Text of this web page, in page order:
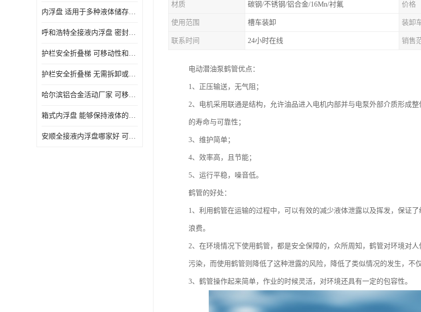
内浮盘 适用于多种液体储存和运输 能够降低运输成本和维护成本
呼和浩特全接液内浮盘 密封性能好 有效保护液体质量
护栏安全折叠梯 可移动性和安全性较高 占用空间小
护栏安全折叠梯 无需拆卸或重新安装 占用空间小
哈尔滨铝合金活动厂家 可移动性和安全性较高 占用空间小
箱式内浮盘 能够保持液体的密闭状态 适用于多种液体储存和运输
安顺全接液内浮盘哪家好 可以自动上下浮动 密封性能好
材质 碳钢/不锈钢/铝合金/16Mn/衬氟 价格
使用范围 槽车装卸 装卸
联系时间 24小时在线 销售
电动潜油泵鹤管优点：
1、正压输送，无气阻；
2、电机采用联通是结构，允许油品进入电机内部并与电泵外部介质形成
的寿命与可靠性；
3、维护简单；
4、效率高，且节能；
5、运行平稳，噪音低。
鹤管的好处：
1、利用鹤管在运输的过程中，可以有效的减少液体泄露以及挥发，保证
浪费。
2、在环境情况下使用鹤管，都是安全保障的，众所周知，鹤管对环境对
污染，而使用鹤管则降低了这种泄露的风险，降低了类似情况的发生，不
3、鹤管操作起来简单，作业的时候灵活，对环境还具有一定的包容性。